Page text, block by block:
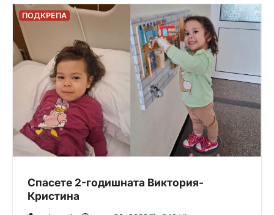
ПОДКРЕПА
Спасете 2-годишната Виктория-
Кристина